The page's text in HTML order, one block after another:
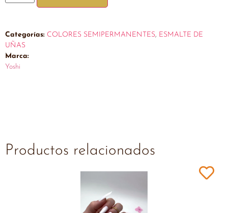
Categorías: COLORES SEMIPERMANENTES, ESMALTE DE
UÑAS
Marca:
Yoshi
Productos relacionados